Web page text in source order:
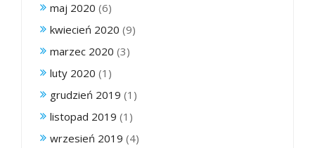
maj 2020 (6)
kwiecień 2020 (9)
marzec 2020 (3)
luty 2020 (1)
grudzień 2019 (1)
listopad 2019 (1)
wrzesień 2019 (4)